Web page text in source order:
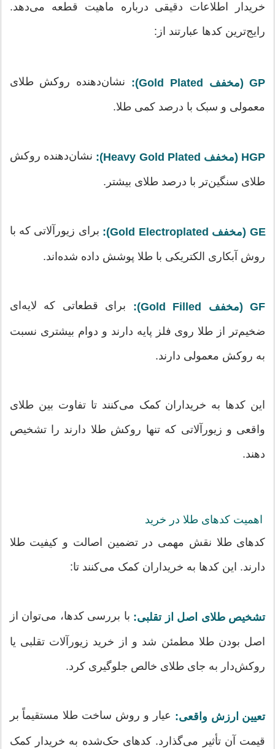
خریدار اطلاعات دقیقی درباره ماهیت قطعه می‌دهد.
رایج‌ترین کدها عبارتند از:
GP (مخفف Gold Plated): نشان‌دهنده روکش طلای
معمولی و سبک با درصد کمی طلا.
HGP (مخفف Heavy Gold Plated): نشان‌دهنده روکش
طلای سنگین‌تر با درصد طلای بیشتر.
GE (مخفف Gold Electroplated): برای زیورآلاتی که با
روش آبکاری الکتریکی با طلا پوشش داده شده‌اند.
GF (مخفف Gold Filled): برای قطعاتی که لایه‌ای
ضخیم‌تر از طلا روی فلز پایه دارند و دوام بیشتری نسبت
به روکش معمولی دارند.
این کدها به خریداران کمک می‌کنند تا تفاوت بین طلای
واقعی و زیورآلاتی که تنها روکش طلا دارند را تشخیص
دهند.
اهمیت کدهای طلا در خرید
کدهای طلا نقش مهمی در تضمین اصالت و کیفیت طلا
دارند. این کدها به خریداران کمک می‌کنند تا:
تشخیص طلای اصل از تقلبی: با بررسی کدها، می‌توان از
اصل بودن طلا مطمئن شد و از خرید زیورآلات تقلبی یا
روکش‌دار به جای طلای خالص جلوگیری کرد.
تعیین ارزش واقعی: عیار و روش ساخت طلا مستقیماً بر
قیمت آن تأثیر می‌گذارد. کدهای حک‌شده به خریدار کمک